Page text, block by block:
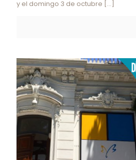
y el domingo 3 de octubre […]